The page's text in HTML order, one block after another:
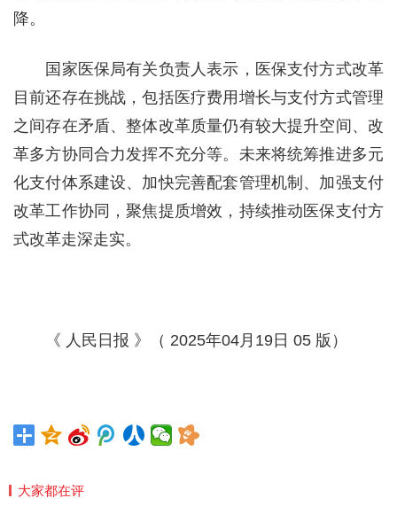
降。
国家医保局有关负责人表示，医保支付方式改革
目前还存在挑战，包括医疗费用增长与支付方式管理
之间存在矛盾、整体改革质量仍有较大提升空间、改
革多方协同合力发挥不充分等。未来将统筹推进多元
化支付体系建设、加快完善配套管理机制、加强支付
改革工作协同，聚焦提质增效，持续推动医保支付方
式改革走深走实。
《 人民日报 》（ 2025年04月19日 05 版）
大家都在评